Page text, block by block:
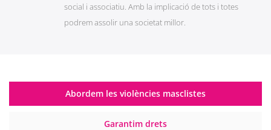
social i associatiu. Amb la implicació de tots i totes
podrem assolir una societat millor.
Abordem les violències masclistes
Garantim drets